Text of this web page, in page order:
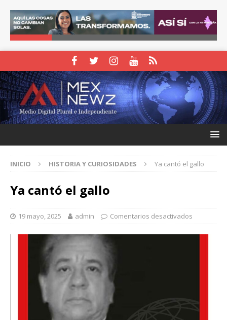
INICIO HISTORIA Y CURIOSIDADES Ya cantó el gallo
Ya cantó el gallo
19 mayo, 2025 admin Comentarios desactivados